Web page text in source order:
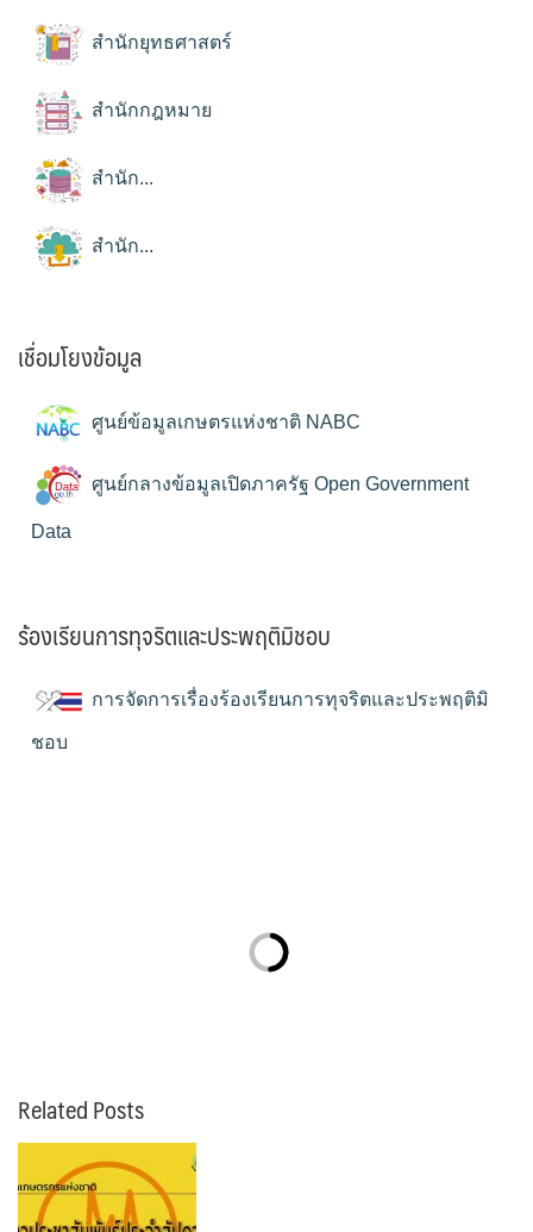
สำนักยุทธศาสตร์
สำนักกฎหมาย
สำนัก...
สำนัก...
เชื่อมโยงข้อมูล
ศูนย์ข้อมูลเกษตรแห่งชาติ NABC
ศูนย์กลางข้อมูลเปิดภาครัฐ Open Government
Data
ร้องเรียนการทุจริตและประพฤติมิชอบ
การจัดการเรื่องร้องเรียนการทุจริตและประพฤติมิ
ชอบ
Related Posts